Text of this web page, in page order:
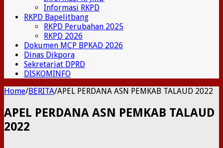
Informasi RKPD
RKPD Bapelitbang
RKPD Perubahan 2025
RKPD 2026
Dokumen MCP BPKAD 2026
Dinas Dikpora
Sekretariat DPRD
DISKOMINFO
Home/BERITA/APEL PERDANA ASN PEMKAB TALAUD 2022
APEL PERDANA ASN PEMKAB TALAUD
2022